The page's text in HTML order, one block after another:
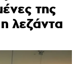
της
λεζάντα